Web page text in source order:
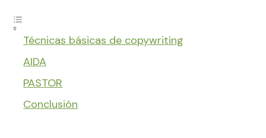
Técnicas básicas de copywriting
AIDA
PASTOR
Conclusión